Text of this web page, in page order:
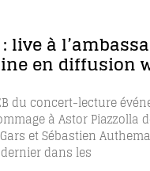
live à
en diffusion
du concert-lecture
à Astor Piazzolla
et Sébastien
dans les